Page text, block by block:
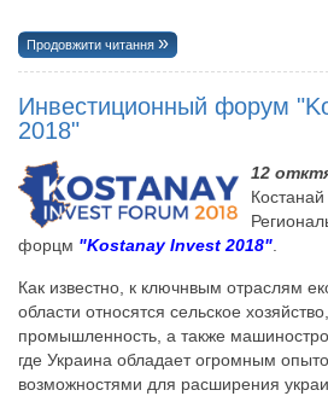
Продовжити читання
Инвестиционный форум
2018"
12
Костанай
форцм "Kostanay Invest 2018"
Как известно, к ключнвым отраслям
области относятся сельское
промышленность, а также
где Украина обладает огромным
возможностями для расширения